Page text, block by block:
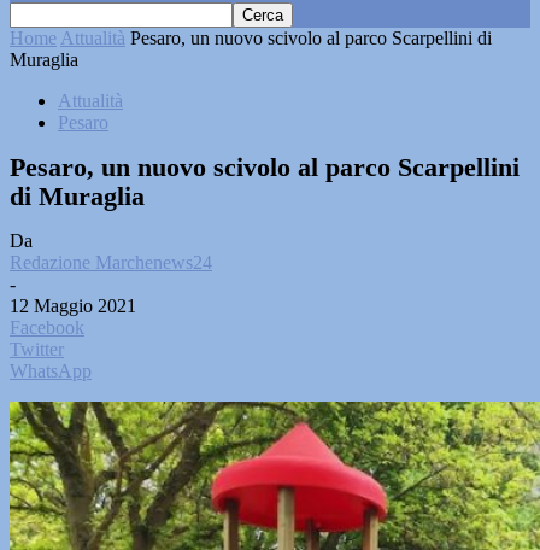
Home Attualità Pesaro, un nuovo scivolo al parco Scarpellini di
Muraglia
Attualità
Pesaro
Pesaro, un nuovo scivolo al parco Scarpellini
di Muraglia
Da
Redazione Marchenews24
-
12 Maggio 2021
Facebook
Twitter
WhatsApp